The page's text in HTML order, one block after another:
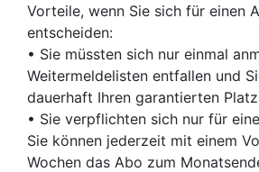
Vorteile, wenn Sie sich für einen
entscheiden:
• Sie müssten sich nur einmal
Weitermeldelisten entfallen und
dauerhaft Ihren garantierten
• Sie verpflichten sich nur für
Sie können jederzeit mit einem
Wochen das Abo zum